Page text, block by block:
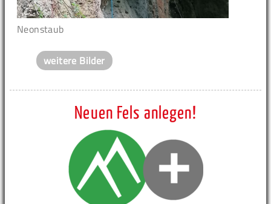
Neonstaub
weitere Bilder
Neuen Fels anlegen!